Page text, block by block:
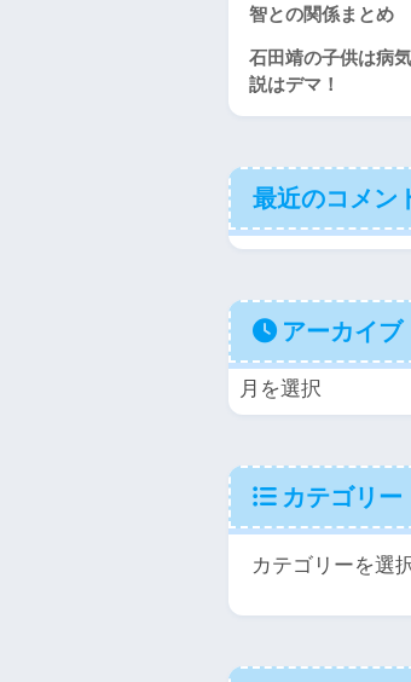
智との関係まとめ
石田靖の子供は病
説はデマ！
最近のコメン
アーカイブ
カテゴリー